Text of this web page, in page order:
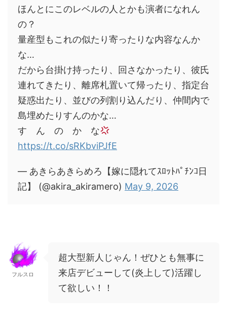
ほんとにこのレベルの人とかも演者になれん
の？
量産型もこれの似たり寄ったりな内容なんか
な…
だから台掛け持ったり、回さなかったり、彼氏
連れてきたり、離席札置いて帰ったり、指定台
疑惑出たり、並びの列割り込んだり、仲間内で
島埋めたりすんのかな…
す ん の か な
https://t.co/sRKbviPJfE
— あきらあきらめろ【嫁に隠れてｽﾛｯﾄﾊﾟﾁﾝｺ日
記】 (@akira_akiramero) May 9, 2026
フルスロ
超大型新人じゃん！ぜひとも無事に
来店デビューして(炎上して)活躍し
て欲しい！！